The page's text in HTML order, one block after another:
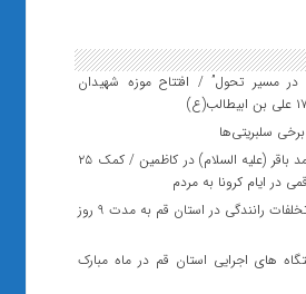
مسیر تحول” / افتتاح موزه شهیدان
سلبریتی‌ها
ساخت صحن امام محمد باقر (علیه السلام) در کاظمین / کمک ۲۵
در ایام کرونا به مردم
طرح تشدید برخورد با تخلفات رانندگی در استان قم به مدت 9 روز
های اجرایی استان قم در ماه مبارک